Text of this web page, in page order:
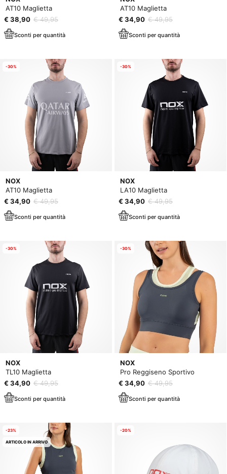
AT10 Maglietta
€ 38,90 € 49,95
Sconti per quantità
AT10 Maglietta
€ 34,90 € 49,95
Sconti per quantità
NOX
AT10 Maglietta
€ 34,90 € 49,95
Sconti per quantità
-30%
NOX
LA10 Maglietta
€ 34,90 € 49,95
Sconti per quantità
-30%
NOX
TL10 Maglietta
€ 34,90 € 49,95
Sconti per quantità
-30%
NOX
Pro Reggiseno Sportivo
€ 34,90 € 49,95
Sconti per quantità
-30%
-23%
ARTICOLO IN ARRIVO
-20%